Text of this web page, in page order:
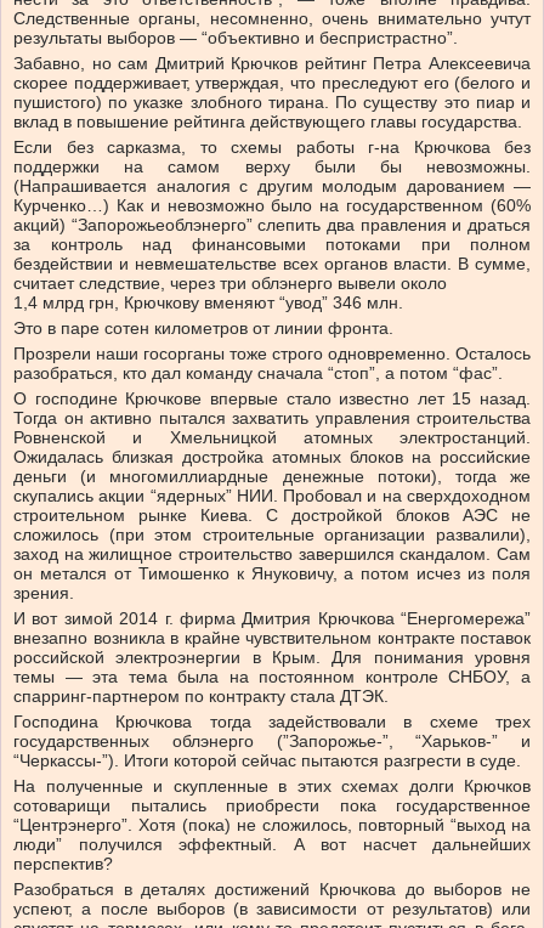
Следственные органы, несомненно, очень внимательно учтут
результаты выборов — “объективно и беспристрастно”.
Забавно, но сам Дмитрий Крючков рейтинг Петра Алексеевича
скорее поддерживает, утверждая, что преследуют его (белого и
пушистого) по указке злобного тирана. По существу это пиар и
вклад в повышение рейтинга действующего главы государства.
Если без сарказма, то схемы работы г-на Крючкова без
поддержки на самом верху были бы невозможны.
(Напрашивается аналогия с другим молодым дарованием —
Курченко…) Как и невозможно было на государственном (60%
акций) “Запорожьеоблэнерго” слепить два правления и драться
за контроль над финансовыми потоками при полном
бездействии и невмешательстве всех органов власти. В сумме,
считает следствие, через три облэнерго вывели около
1,4 млрд грн, Крючкову вменяют “увод” 346 млн.
Это в паре сотен километров от линии фронта.
Прозрели наши госорганы тоже строго одновременно. Осталось
разобраться, кто дал команду сначала “стоп”, а потом “фас”.
О господине Крючкове впервые стало известно лет 15 назад.
Тогда он активно пытался захватить управления строительства
Ровненской и Хмельницкой атомных электростанций.
Ожидалась близкая достройка атомных блоков на российские
деньги (и многомиллиардные денежные потоки), тогда же
скупались акции “ядерных” НИИ. Пробовал и на сверхдоходном
строительном рынке Киева. С достройкой блоков АЭС не
сложилось (при этом строительные организации развалили),
заход на жилищное строительство завершился скандалом. Сам
он метался от Тимошенко к Януковичу, а потом исчез из поля
зрения.
И вот зимой 2014 г. фирма Дмитрия Крючкова “Енергомережа”
внезапно возникла в крайне чувствительном контракте поставок
российской электроэнергии в Крым. Для понимания уровня
темы — эта тема была на постоянном контроле СНБОУ, а
спарринг-партнером по контракту стала ДТЭК.
Господина Крючкова тогда задействовали в схеме трех
государственных облэнерго (”Запорожье-”, “Харьков-” и
“Черкассы-”). Итоги которой сейчас пытаются разгрести в суде.
На полученные и скупленные в этих схемах долги Крючков
сотоварищи пытались приобрести пока государственное
“Центрэнерго”. Хотя (пока) не сложилось, повторный “выход на
люди” получился эффектный. А вот насчет дальнейших
перспектив?
Разобраться в деталях достижений Крючкова до выборов не
успеют, а после выборов (в зависимости от результатов) или